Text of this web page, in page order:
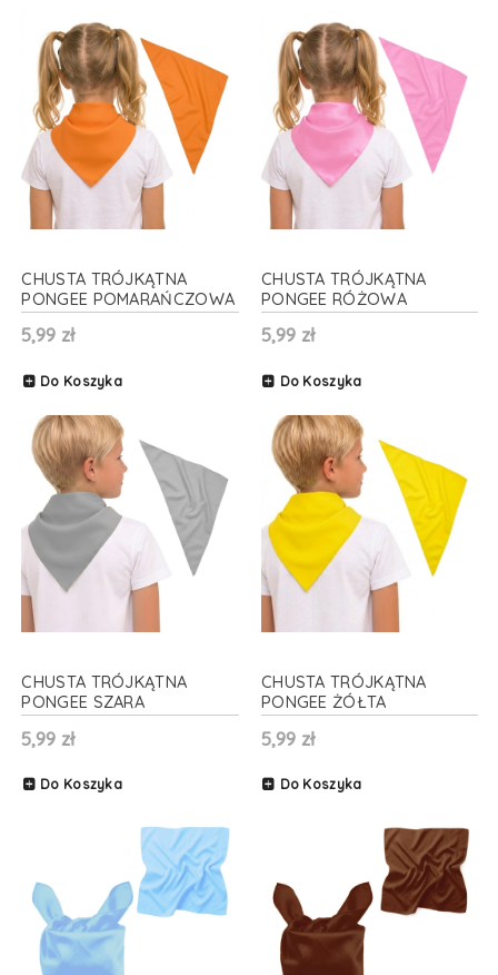
CHUSTA TRÓJKĄTNA
PONGEE POMARAŃCZOWA
70x70x100cm
5,99 zł
Do Koszyka
CHUSTA TRÓJKĄTNA
PONGEE RÓŻOWA
70x70x100cm
5,99 zł
Do Koszyka
CHUSTA TRÓJKĄTNA
PONGEE SZARA
70x70x100cm
5,99 zł
Do Koszyka
CHUSTA TRÓJKĄTNA
PONGEE ŻÓŁTA
70x70x100cm
5,99 zł
Do Koszyka